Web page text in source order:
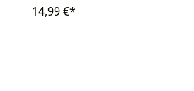
14,99 €*